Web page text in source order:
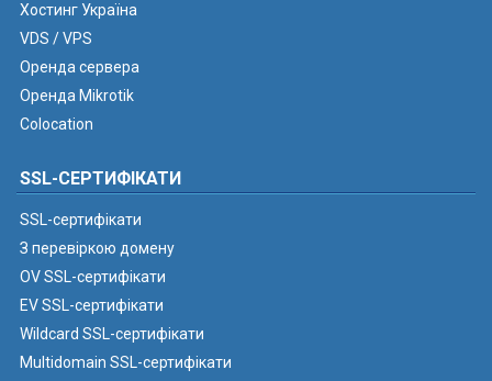
Хостинг Україна
VDS / VPS
Оренда сервера
Оренда Mikrotik
Colocation
SSL-СЕРТИФІКАТИ
SSL-сертифікати
З перевіркою домену
OV SSL-сертифікати
EV SSL-сертифікати
Wildcard SSL-сертифікати
Multidomain SSL-сертифікати